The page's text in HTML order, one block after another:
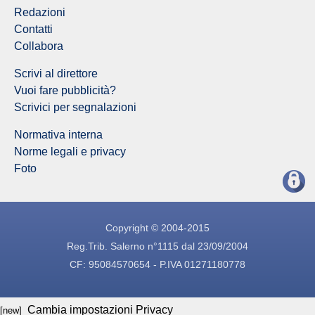
Redazioni
Contatti
Collabora
Scrivi al direttore
Vuoi fare pubblicità?
Scrivici per segnalazioni
Normativa interna
Norme legali e privacy
Foto
Copyright © 2004-2015
Reg.Trib. Salerno n°1115 dal 23/09/2004
CF: 95084570654 - P.IVA 01271180778
[new] Cambia impostazioni Privacy